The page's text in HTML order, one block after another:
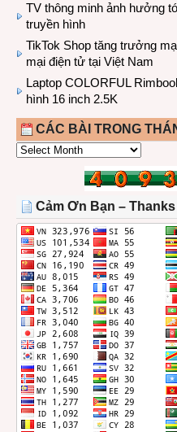
TV thông minh ảnh hưởng
truyền hình
TikTok Shop tăng trưởng
mại điện tử tại Việt Nam
Laptop COLORFUL
hình 16 inch 2.5K
CÁC BÀI TRONG
CÁC
THÁNG
Cảm Ơn Bạn – Thanks